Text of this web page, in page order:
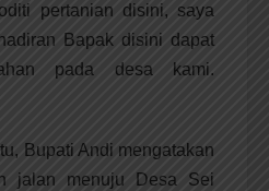
pertanian disini, saya
Bapak disini dapat
pada desa kami.
Bupati Andi mengatakan
jalan menuju Desa Sei